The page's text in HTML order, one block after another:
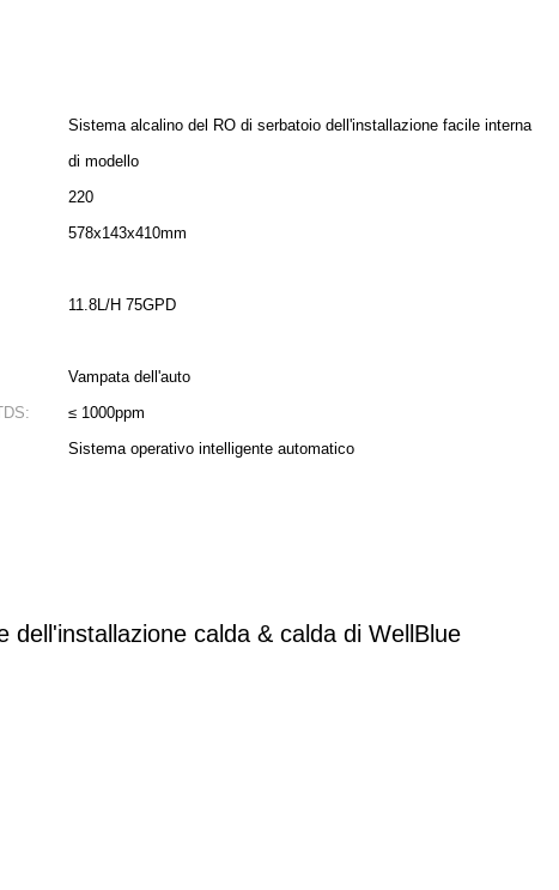
Sistema alcalino del RO di serbatoio dell'installazione facile interna
di modello
220
578x143x410mm
11.8L/H 75GPD
Vampata dell'auto
≤ 1000ppm
Sistema operativo intelligente automatico
calda & calda di WellBlue